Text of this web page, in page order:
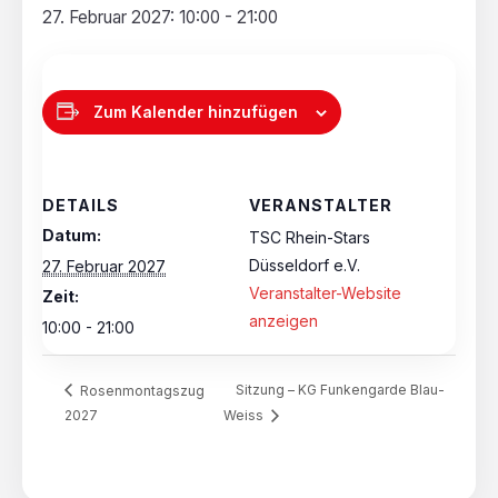
27. Februar 2027: 10:00 - 21:00
Zum Kalender hinzufügen
DETAILS
Datum:
27. Februar 2027
Zeit:
10:00 - 21:00
VERANSTALTER
TSC Rhein-Stars
Düsseldorf e.V.
Veranstalter-Website
anzeigen
Rosenmontagszug
2027
Sitzung – KG Funkengarde Blau-
Weiss